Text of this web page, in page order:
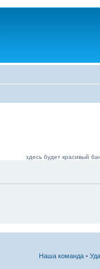
здесь будет красивый
Наша команда •